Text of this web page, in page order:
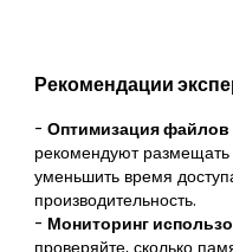
Рекомендации
-Оптимизация файлов
рекомендуют
уменьшить время
производительность.
- Мониторинг